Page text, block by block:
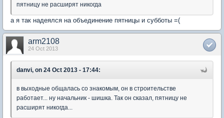
пятницу не расширят никогда
а я так надеялся на объединение пятницы и субботы =(
arm2108
24 Oct 2013
danvi, on 24 Oct 2013 - 17:44:
в выходные общалась со знакомым, он в строительстве
работает... ну начальник - шишка. Так он сказал, пятницу не
расширят никогда...